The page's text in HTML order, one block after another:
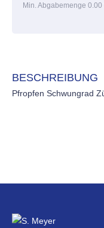
Min. Abgabemenge 0.00
BESCHREIBUNG
Pfropfen Schwungrad